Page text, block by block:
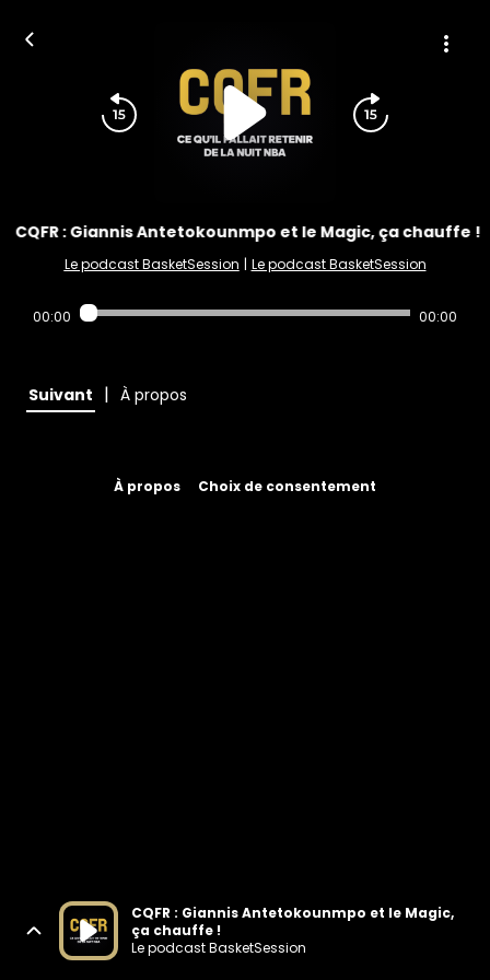
CQFR : Giannis Antetokounmpo et le Magic, ça chauffe !
Le podcast BasketSession | Le podcast BasketSession
00:00 00:00
Suivant | À propos
À propos Choix de consentement
CQFR : Giannis Antetokounmpo et le Magic,
ça chauffe !
Le podcast BasketSession